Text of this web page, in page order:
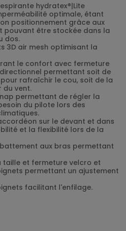
hydratex®|Lite
optimale, étant
positionnement grâce aux
pouvant être stockée dans la
dos.
3D air mesh optimisant la
le confort avec fermeture
permettant soit de
rafraîchir le cou, soit de la
du vent.
permettant de régler la
du pilote lors des
sur le devant et dans
et la flexibilité lors de la
aux bras permettant
taille et fermeture velcro et
permettant un ajustement
facilitant l'enfilage.